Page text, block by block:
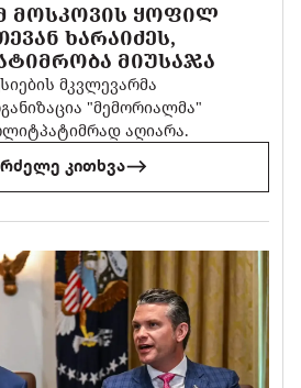
ᲛᲝᲡᲙᲝᲕᲘᲡ ᲧᲝᲤᲘᲚ
ᲮᲐᲠᲐᲘᲫᲔᲡ,
ᲛᲘᲣᲡᲐᲯᲐ
მკვლევარმა
"მემორიალმა"
აღიარა.
კითხვა